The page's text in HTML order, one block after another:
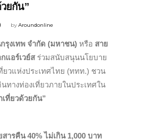
วยกัน”
byAroundonline
รุงเทพ จำกัด (มหาชน) หรือ สาย
แอร์เวย์สร่วมสนับสนุนนโยบาย
ยวแห่งประเทศไทย (ททท.) ชวน
ทางท่องเที่ยวภายในประเทศใน
เที่ยวด้วยกัน”
ารคืน 40% ไม่เกิน 1,000 บาท